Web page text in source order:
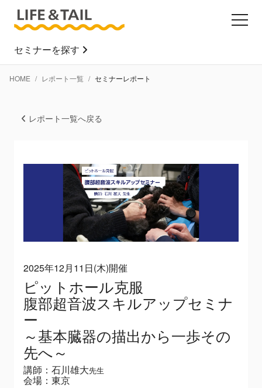
セミナーを探す
HOME レポート一覧 セミナーレポート
レポート一覧へ戻る
2025年12月11日(木)開催
ピットホール克服
腹部超音波スキルアップセミナ
ー
～基本臓器の描出から一歩その
先へ～
講師：石川雄大先生
会場：東京